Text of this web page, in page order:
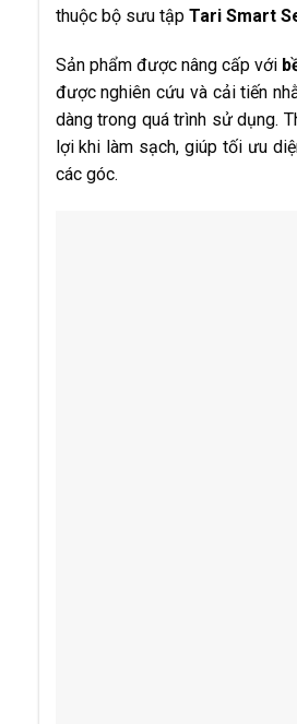
thuộc bộ sưu tập Tari Smart
Sản phẩm được nâng cấp với
được nghiên cứu và cải tiến
dàng trong quá trình sử dụng.
lợi khi làm sạch, giúp tối ưu
các góc.